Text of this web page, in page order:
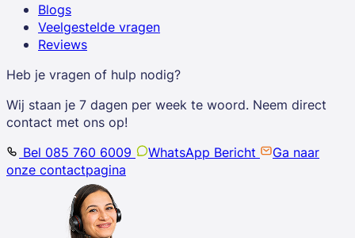
Blogs
Veelgestelde vragen
Reviews
Heb je vragen of hulp nodig?
Wij staan je 7 dagen per week te woord. Neem direct
contact met ons op!
Bel 085 760 6009
WhatsApp Bericht
Ga naar
onze contactpagina